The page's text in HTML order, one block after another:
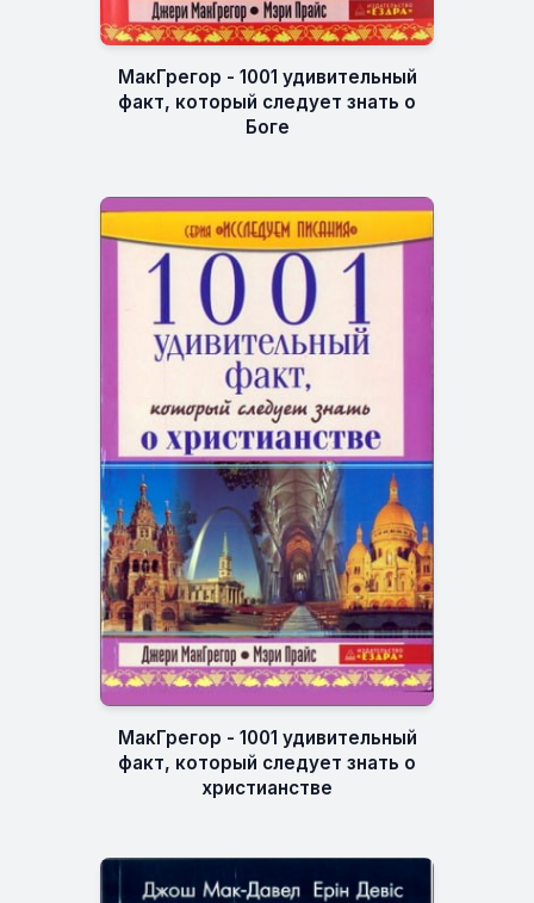
МакГрегор - 1001 удивительный
факт, который следует знать о
Боге
МакГрегор - 1001 удивительный
факт, который следует знать о
христианстве